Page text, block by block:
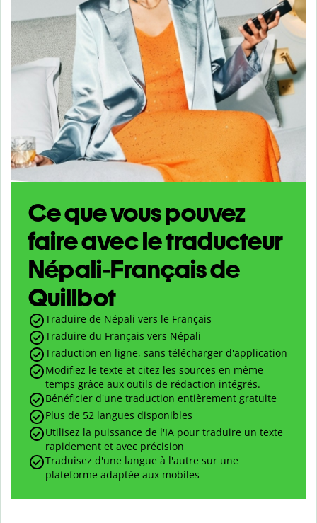
Ce que vous pouvez
faire avec le traducteur
Népali-Français de
Quillbot
Traduire de Népali vers le Français
Traduire du Français vers Népali
Traduction en ligne, sans télécharger d'application
Modifiez le texte et citez les sources en même
temps grâce aux outils de rédaction intégrés.
Bénéficier d'une traduction entièrement gratuite
Plus de 52 langues disponibles
Utilisez la puissance de l'IA pour traduire un texte
rapidement et avec précision
Traduisez d'une langue à l'autre sur une
plateforme adaptée aux mobiles